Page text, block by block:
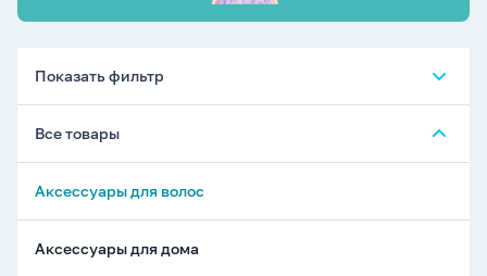
Показать фильтр
Все товары
Аксессуары для волос
Аксессуары для дома